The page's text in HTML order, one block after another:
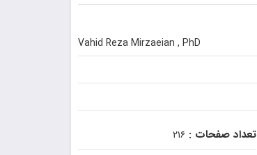
Vahid Reza Mirzaeian , PhD
تعداد صفحات :۲۱۶